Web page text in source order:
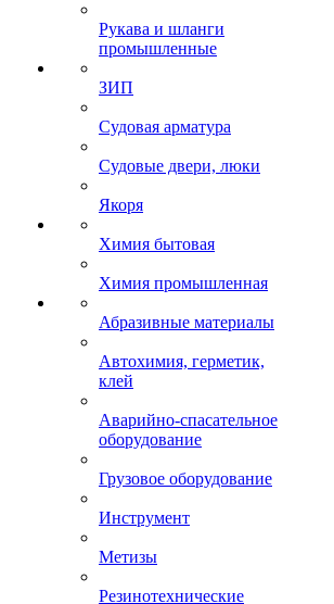
Рукава и шланги
промышленные
ЗИП
Судовая арматура
Судовые двери, люки
Якоря
Химия бытовая
Химия промышленная
Абразивные материалы
Автохимия, герметик,
клей
Аварийно-спасательное
оборудование
Грузовое оборудование
Инструмент
Метизы
Резинотехнические